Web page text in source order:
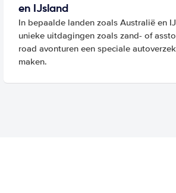
en IJsland
In bepaalde landen zoals Australië en
unieke uitdagingen zoals zand- of
road avonturen een speciale
maken.